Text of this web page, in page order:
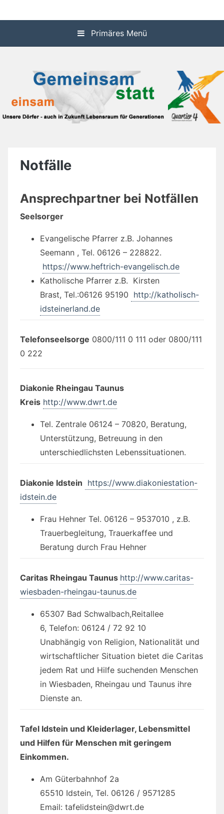
Inhalt
Quartier 4Primäres Menü
Notfälle
Ansprechpartner bei Notfällen
Seelsorger
Evangelische Pfarrer z.B. Johannes
Seemann , Tel. 06126 – 228822.
https://www.heftrich-evangelisch.de
Katholische Pfarrer z.B. Kirsten
Brast, Tel.:06126 95190 http://katholisch-
idsteinerland.de
Telefonseelsorge 0800/111 0 111 oder 0800/111
0 222
Diakonie Rheingau Taunus
Kreis http://www.dwrt.de
Tel. Zentrale 06124 – 70820, Beratung,
Unterstützung, Betreuung in den
unterschiedlichsten Lebenssituationen.
Diakonie Idstein https://www.diakoniestation-
idstein.de
Frau Hehner Tel. 06126 – 9537010 , z.B.
Trauerbegleitung, Trauerkaffee und
Beratung durch Frau Hehner
Caritas Rheingau Taunus http://www.caritas-
wiesbaden-rheingau-taunus.de
65307 Bad Schwalbach,Reitallee
6, Telefon: 06124 / 72 92 10
Unabhängig von Religion, Nationalität und
wirtschaftlicher Situation bietet die Caritas
jedem Rat und Hilfe suchenden Menschen
in Wiesbaden, Rheingau und Taunus ihre
Dienste an.
Tafel Idstein und Kleiderlager, Lebensmittel
und Hilfen für Menschen mit geringem
Einkommen.
Am Güterbahnhof 2a
65510 Idstein, Tel. 06126 / 9571285
Email: tafelidstein@dwrt.de